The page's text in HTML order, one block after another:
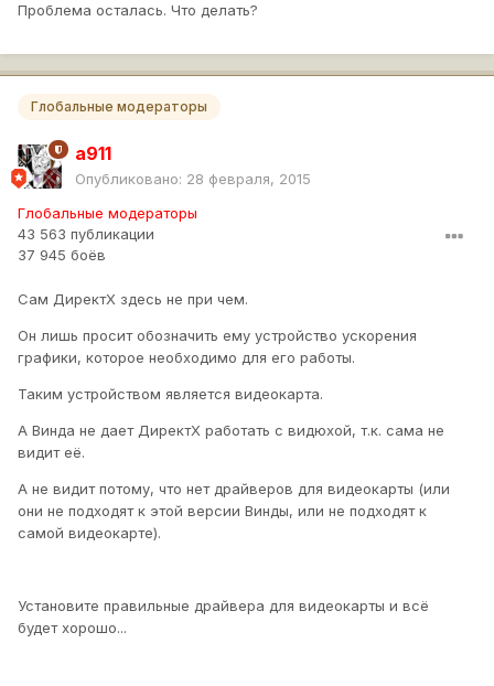
Проблема осталась. Что делать?
Глобальные модераторы
a911
Опубликовано: 28 февраля, 2015
Глобальные модераторы
43 563 публикации
37 945 боёв
Сам ДиректХ здесь не при чем.
Он лишь просит обозначить ему устройство ускорения
графики, которое необходимо для его работы.
Таким устройством является видеокарта.
А Винда не дает ДиректХ работать с видюхой, т.к. сама не
видит её.
А не видит потому, что нет драйверов для видеокарты (или
они не подходят к этой версии Винды, или не подходят к
самой видеокарте).
Установите правильные драйвера для видеокарты и всё
будет хорошо...